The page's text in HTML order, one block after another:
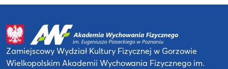
Zamiejscowy Wydział Kultury Fizycznej w Gorzowie
Wielkopolskim Akademii Wychowania Fizycznego im.